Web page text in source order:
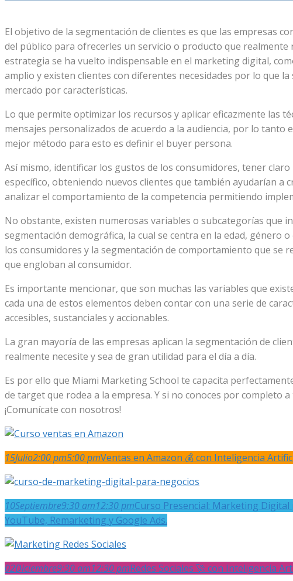
El objetivo de la segmentación de clientes es que las empresas
del público para ofrecerles un servicio o producto que realmente
estrategia se ha vuelto indispensable en el marketing digital,
amplio y existen clientes con diferentes necesidades por lo que
mercado por características.
Lo que permite optimizar los recursos y aplicar eficazmente las
mensajes personalizados de acuerdo a la audiencia, por lo
mejor método para esto es definir el buyer persona.
Así mismo, identificar los gustos de los consumidores, tener
específico, obteniendo nuevos clientes que también ayudarían
analizar el comportamiento de la competencia permitiendo
No obstante, existen numerosas variables o subcategorías que
segmentación demográfica, la cual se centra en la edad, género
los consumidores y la segmentación de comportamiento que se
que engloban al consumidor.
Es importante mencionar, que son muchas las variables que
cada una de estos elementos deben contar con una serie de
accesibles, sustanciales y accionables.
La gran mayoría de las empresas aplican la segmentación de
realmente necesite y sea de gran utilidad para el día a día.
Es por ello que Miami Marketing School te capacita
de target que rodea a la empresa. Y si no conoces por completo a
¡Comunícate con nosotros!
15Julio2:00 pm5:00 pmVentas en Amazon 💰 con Inteligencia
10Septiembre9:30 am12:30 pmCurso Presencial: Marketing Digital
YouTube, Remarketing y Google Ads.
02Diciembre9:30 am12:30 pmRedes Sociales 🚀 con Inteligencia